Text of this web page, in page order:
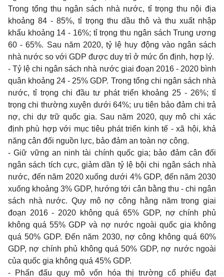
Trong tổng thu ngân sách nhà nước, tỉ trọng thu nội địa
khoảng 84 - 85%, tỉ trọng thu dầu thô và thu xuất nhập
khẩu khoảng 14 - 16%; tỉ trọng thu ngân sách Trung ương
60 - 65%. Sau năm 2020, tỷ lệ huy động vào ngân sách
nhà nước so với GDP được duy trì ở mức ổn định, hợp lý.
- Tỷ lệ chi ngân sách nhà nước giai đoạn 2016 - 2020 bình
quân khoảng 24 - 25% GDP. Trong tổng chi ngân sách nhà
nước, tỉ trọng chi đầu tư phát triển khoảng 25 - 26%; tỉ
trọng chi thường xuyên dưới 64%; ưu tiên bảo đảm chi trả
nợ, chi dự trữ quốc gia. Sau năm 2020, quy mô chi xác
định phù hợp với mục tiêu phát triển kinh tế - xã hội, khả
năng cân đối nguồn lực, bảo đảm an toàn nợ công.
- Giữ vững an ninh tài chính quốc gia; bảo đảm cân đối
ngân sách tích cực, giảm dần tỷ lệ bội chi ngân sách nhà
nước, đến năm 2020 xuống dưới 4% GDP, đến năm 2030
xuống khoảng 3% GDP, hướng tới cân bằng thu - chi ngân
sách nhà nước. Quy mô nợ công hằng năm trong giai
đoạn 2016 - 2020 không quá 65% GDP, nợ chính phủ
không quá 55% GDP và nợ nước ngoài quốc gia không
quá 50% GDP. Đến năm 2030, nợ công không quá 60%
GDP, nợ chính phủ không quá 50% GDP, nợ nước ngoài
của quốc gia không quá 45% GDP.
- Phấn đấu quy mô vốn hóa thị trường cổ phiếu đạt